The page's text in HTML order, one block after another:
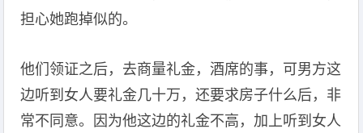
担心她跑掉似的。
他们领证之后，去商量礼金，酒席的事，可男方这
边听到女人要礼金几十万，还要求房子什么后，非
常不同意。因为他这边的礼金不高，加上听到女人